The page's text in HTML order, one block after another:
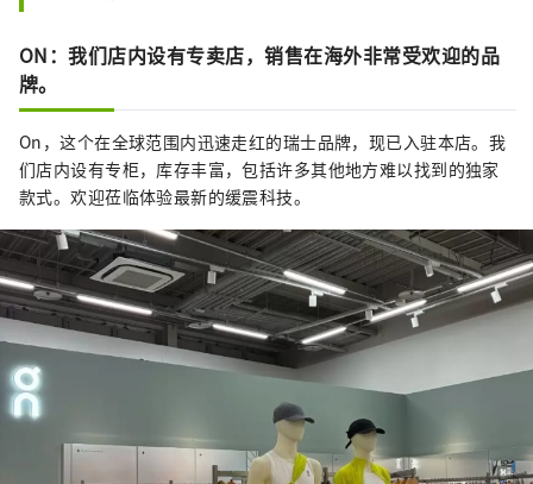
ON：我们店内设有专卖店，销售在海外非常受欢迎的品
牌。
On，这个在全球范围内迅速走红的瑞士品牌，现已入驻本店。我
们店内设有专柜，库存丰富，包括许多其他地方难以找到的独家
款式。欢迎莅临体验最新的缓震科技。